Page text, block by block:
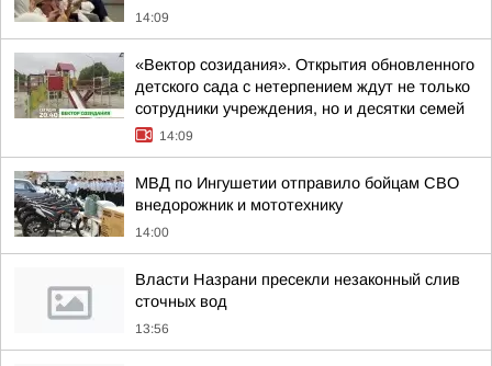
14:09
«Вектор созидания». Открытия обновленного
детского сада с нетерпением ждут не только
сотрудники учреждения, но и десятки семей
14:09
МВД по Ингушетии отправило бойцам СВО
внедорожник и мототехнику
14:00
Власти Назрани пресекли незаконный слив
сточных вод
13:56